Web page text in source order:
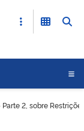
2, sobre